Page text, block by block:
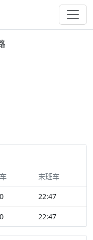
末班车
22:47
22:47